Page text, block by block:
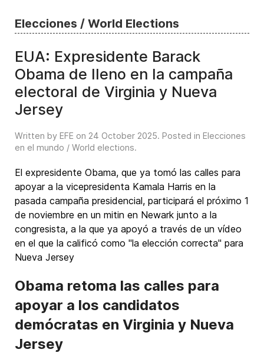
Elecciones / World Elections
EUA: Expresidente Barack
Obama de lleno en la campaña
electoral de Virginia y Nueva
Jersey
Written by EFE on 24 October 2025. Posted in Elecciones
en el mundo / World elections.
El expresidente Obama, que ya tomó las calles para
apoyar a la vicepresidenta Kamala Harris en la
pasada campaña presidencial, participará el próximo 1
de noviembre en un mitin en Newark junto a la
congresista, a la que ya apoyó a través de un vídeo
en el que la calificó como "la elección correcta" para
Nueva Jersey
Obama retoma las calles para
apoyar a los candidatos
demócratas en Virginia y Nueva
Jersey